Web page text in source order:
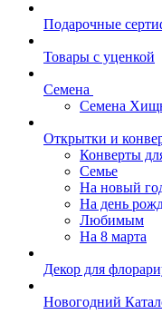
Подарочные
Товары с уценкой
Семена
Семена
Открытки и
Конверты
Семье
На новый
На день
Любимым
На 8 марта
Декор для
Новогодний